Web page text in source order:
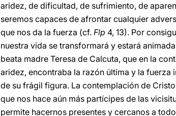
aridez, de dificultad, de sufrimiento, de
seremos capaces de afrontar cualquier
que nos da la fuerza (cf. Flp 4, 13). Por
nuestra vida se transformará y estará
beata madre Teresa de Calcuta, que en la
aridez, encontraba la razón última y la
de su frágil figura. La contemplación de
que nos hace aún más partícipes de las
permite hacernos presentes y cercanos a